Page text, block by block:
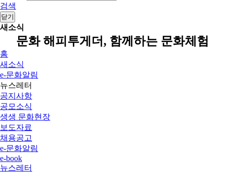
검색
닫기
새소식
문화 해피투게더, 함께하는 문화체험
홈
새소식
e-문화알림
뉴스레터
공지사항
공모소식
생생 문화현장
보도자료
채용공고
e-문화알림
e-book
뉴스레터